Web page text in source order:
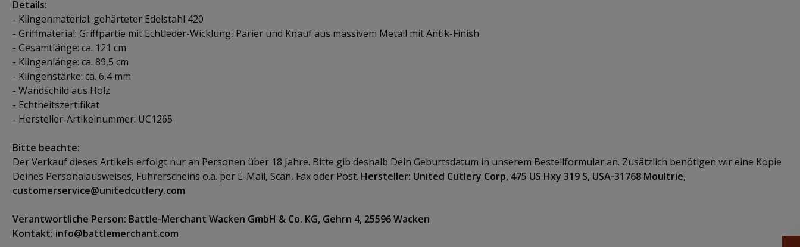
Details:
- Klingenmaterial: gehärteter Edelstahl 420
- Griffmaterial: Griffpartie mit Echtleder-Wicklung, Parier und Knauf aus massivem Metall mit Antik-Finish
- Gesamtlänge: ca. 121 cm
- Klingenlänge: ca. 89,5 cm
- Klingenstärke: ca. 6,4 mm
- Wandschild aus Holz
- Echtheitszertifikat
- Hersteller-Artikelnummer: UC1265
Bitte beachte:
Der Verkauf dieses Artikels erfolgt nur an Personen über 18 Jahre. Bitte gib deshalb Dein Geburtsdatum in unserem Bestellformular an. Zusätzlich benötigen wir eine Kopie
Deines Personalausweises, Führerscheins o.ä. per E-Mail, Scan, Fax oder Post. Hersteller: United Cutlery Corp, 475 US Hxy 319 S, USA-31768 Moultrie,
customerservice@unitedcutlery.com
Verantwortliche Person: Battle-Merchant Wacken GmbH & Co. KG, Gehrn 4, 25596 Wacken
Kontakt: info@battlemerchant.com